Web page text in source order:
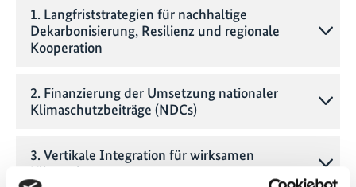
1. Langfriststrategien für nachhaltige
Dekarbonisierung, Resilienz und regionale
Kooperation
2. Finanzierung der Umsetzung nationaler
Klimaschutzbeiträge (NDCs)
3. Vertikale Integration für wirksamen
Klimaschutz